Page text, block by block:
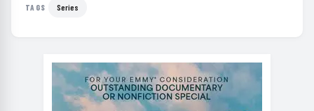
TAGS Series